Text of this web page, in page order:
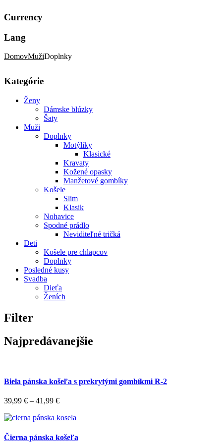
Currency
Lang
DomovMužiDoplnky
Kategórie
Ženy
Dámske blúzky
Šaty
Muži
Doplnky
Motýliky
Klasické
Kravaty
Kožené opasky
Manžetové gombíky
Košele
Slim
Klasik
Nohavice
Spodné prádlo
Neviditeľné tričká
Deti
Košele pre chlapcov
Doplnky
Posledné kusy
Svadba
Dieťa
Ženích
Filter
Najpredávanejšie
Biela pánska košeľa s prekrytými gombíkmi R-2
39,99 € – 41,99 €
Čierna pánska košeľa